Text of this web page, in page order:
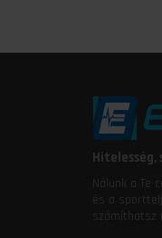
Hitelesség,
Nálunk a Te
és a
számíthatsz